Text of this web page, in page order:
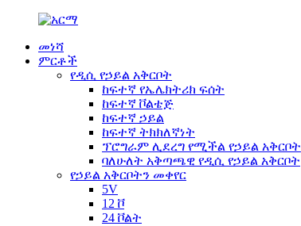
መነሻ
ምርቶች
የዲሲ የኃይል አቅርቦት
ከፍተኛ የኤሌክትሪክ ፍሰት
ከፍተኛ ቮልቴጅ
ከፍተኛ ኃይል
ከፍተኛ ትክክለኛነት
ፕሮግራም ሊደረግ የሚችል የኃይል አቅርቦት
ባለሁለት አቅጣጫዊ የዲሲ የኃይል አቅርቦት
የኃይል አቅርቦትን መቀየር
5V
12 ቮ
24 ቮልት